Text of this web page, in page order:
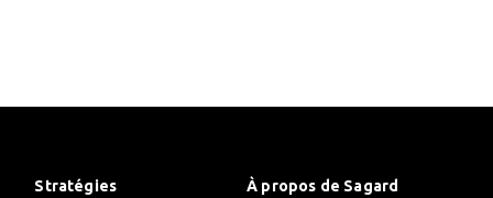
Stratégies À propos de Sagard